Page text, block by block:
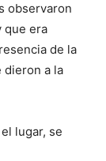
observaron
que era
de la
dieron a la
lugar, se